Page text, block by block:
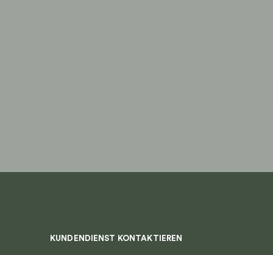
KUNDENDIENST KONTAKTIEREN